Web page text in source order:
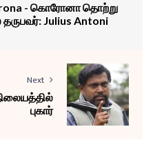
- கொரோனா தொற்று
Julius Antoni
Next
புகார்